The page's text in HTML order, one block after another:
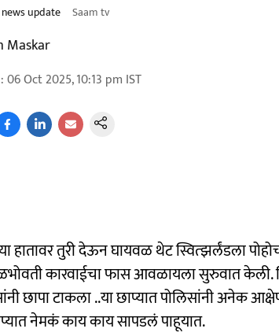
update Saam tv
Maskar
:06 Oct 2025, 10:13 pm IST
हातावर तुरी देऊन घायवळ थेट स्वित्झर्लंडला
कारवाईचा फास आवळायला सुरुवात केली.
छापा टाकला ..या छाप्यात पोलिसांनी अनेक
नेमकं काय काय सापडलं पाहूयात.